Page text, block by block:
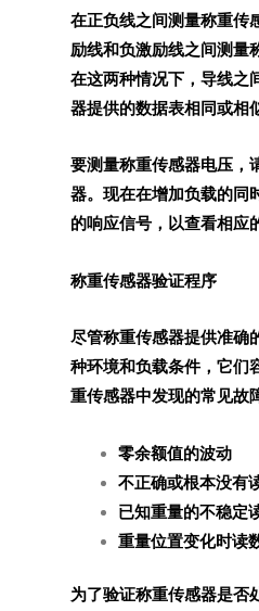
在正负线之间测量称重传
励线和负激励线之间测量
在这两种情况下，导线之
器提供的数据表相同或相
要测量称重传感器电压，
器。现在在增加负载的同
的响应信号，以查看相应
称重传感器验证程序
尽管称重传感器提供准确
种环境和负载条件，它们
重传感器中发现的常见故
零余额值的波动
不正确或根本没有
已知重量的不稳定
重量位置变化时读
为了验证称重传感器是否